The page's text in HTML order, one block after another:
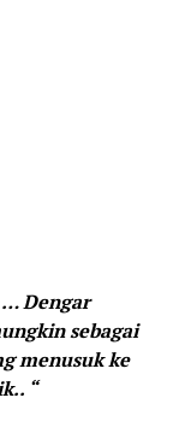
Dengar
sebagai
menusuk ke
“